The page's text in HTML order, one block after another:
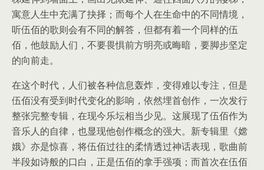
寓意人生中充满了抉择；而每个人在生命中的不同情境，
听伍佰的歌则会有不同的解答，但都有着一个同样的伍
佰，他鼓励人们，不要畏惧前方明亮或晦暗，要脚步坚定
的向前走。
在这个时代，人们被各种信息轰炸，变得难以专注，但是
伍佰没有受到时代变化的影响，依然埋首创作，一次发行
整张完整专辑，在现今乐坛相当少见。这展现了伍佰作为
音乐人的自律，也显现他创作概念的强大。新专辑里《嫦
娥》亦是惊喜，将伍佰过往的柔情透过神话表现，歌曲前
半段如诗般的口白，正是伍佰的拿手强项；而首次在伍佰